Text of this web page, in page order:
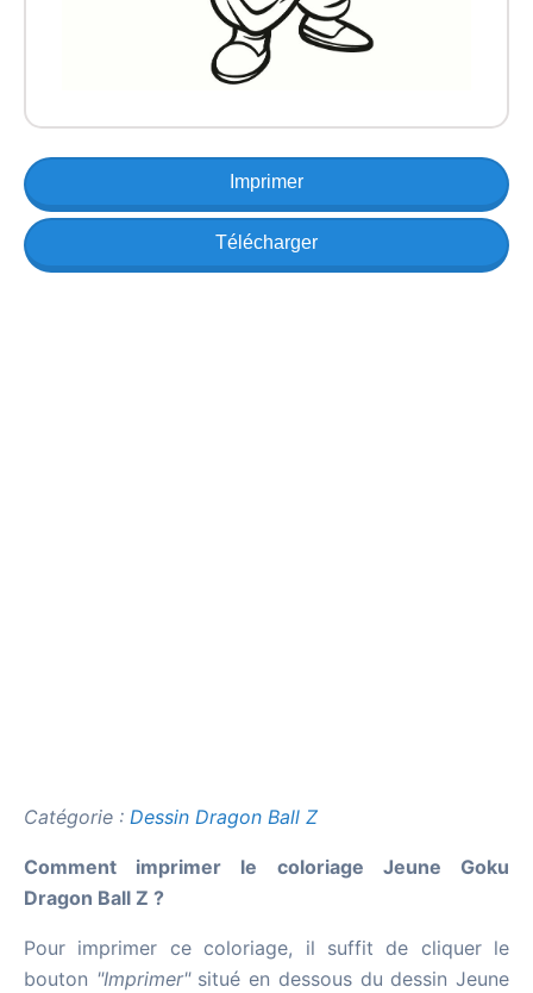
Imprimer
Télécharger
Catégorie : Dessin Dragon Ball Z
Comment imprimer le coloriage Jeune Goku
Dragon Ball Z ?
Pour imprimer ce coloriage, il suffit de cliquer le
bouton "Imprimer"situé en dessous du dessin Jeune